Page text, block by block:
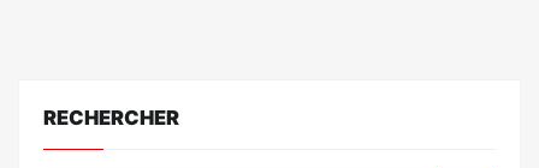
RECHERCHER